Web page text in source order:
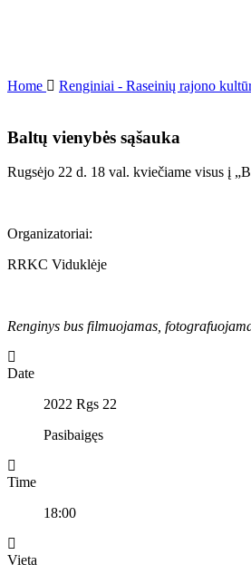
Home Renginiai - Raseinių rajono
Baltų vienybės sąšauka
Rugsėjo 22 d. 18 val. kviečiame visus į
Organizatoriai:
RRKC Viduklėje
Renginys bus filmuojamas,
Date
2022 Rgs 22
Pasibaigęs
Time
18:00
Vieta